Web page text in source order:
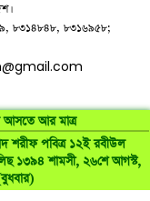
আসতে আর মাত্র
শরীফ পবিত্র ১২ই রবীউল
১৩৯৪ শামসী, ২৬শে আগস্ট,
৮৩১৪৮৪৮, ৮৩১৬৯৫৮;
| Developed by: